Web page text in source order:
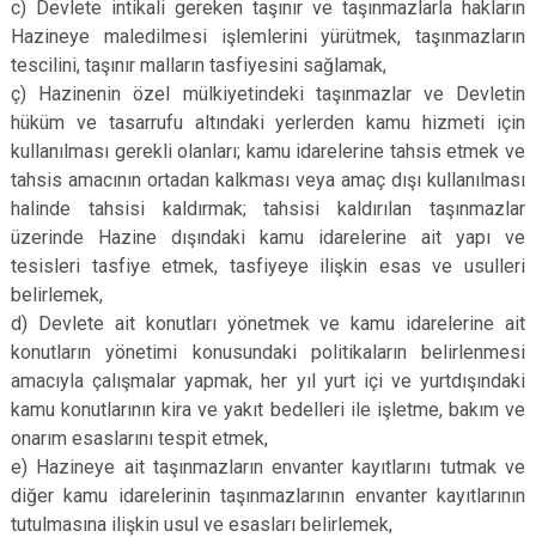
c) Devlete intikali gereken taşınır ve taşınmazlarla hakların
Hazineye maledilmesi işlemlerini yürütmek, taşınmazların
tescilini, taşınır malların tasfiyesini sağlamak,
ç) Hazinenin özel mülkiyetindeki taşınmazlar ve Devletin
hüküm ve tasarrufu altındaki yerlerden kamu hizmeti için
kullanılması gerekli olanları; kamu idarelerine tahsis etmek ve
tahsis amacının ortadan kalkması veya amaç dışı kullanılması
halinde tahsisi kaldırmak; tahsisi kaldırılan taşınmazlar
üzerinde Hazine dışındaki kamu idarelerine ait yapı ve
tesisleri tasfiye etmek, tasfiyeye ilişkin esas ve usulleri
belirlemek,
d) Devlete ait konutları yönetmek ve kamu idarelerine ait
konutların yönetimi konusundaki politikaların belirlenmesi
amacıyla çalışmalar yapmak, her yıl yurt içi ve yurtdışındaki
kamu konutlarının kira ve yakıt bedelleri ile işletme, bakım ve
onarım esaslarını tespit etmek,
e) Hazineye ait taşınmazların envanter kayıtlarını tutmak ve
diğer kamu idarelerinin taşınmazlarının envanter kayıtlarının
tutulmasına ilişkin usul ve esasları belirlemek,